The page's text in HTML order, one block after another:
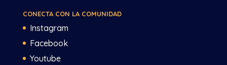
CONECTA CON LA COMUNIDAD
Instagram
Facebook
Youtube